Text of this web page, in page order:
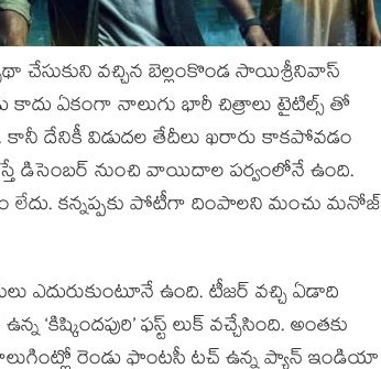
వచ్చిన బెల్లంకొండ సాయిశ్రీనివాస్
ఏకంగా నాలుగు భారీ చిత్రాలు టైటిల్స్ తో
కానీ దేనికీ విడుదల తేదీలు ఖరారు కాకపోవడం
డిసెంబర్ నుంచి వాయిదాల పర్వంలోనే ఉంది.
లేదు. కన్నప్పకు పోటీగా దింపాలని మంచు మనోజ్
ఎదురుకుంటూనే ఉంది. టీజర్ వచ్చి ఏడాది
‘కిష్కిందపురి’ ఫస్ట్ లుక్ వచ్చేసింది. అంతకు
రెండు ఫాంటసీ టచ్ ఉన్న ప్యాన్ ఇండియా